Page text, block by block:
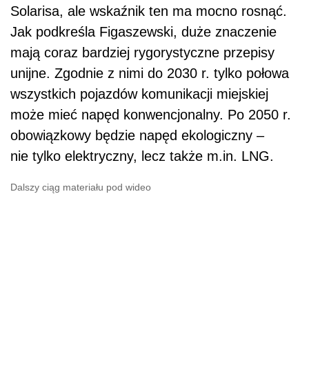
Solarisa, ale wskaźnik ten ma mocno rosnąć.
Jak podkreśla Figaszewski, duże znaczenie
mają coraz bardziej rygorystyczne przepisy
unijne. Zgodnie z nimi do 2030 r. tylko połowa
wszystkich pojazdów komunikacji miejskiej
może mieć napęd konwencjonalny. Po 2050 r.
obowiązkowy będzie napęd ekologiczny –
nie tylko elektryczny, lecz także m.in. LNG.
Dalszy ciąg materiału pod wideo